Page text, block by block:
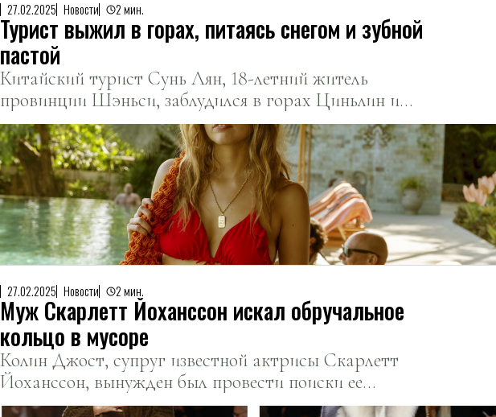
27.02.2025 Новости 2 мин.
Турист выжил в горах, питаясь снегом и зубной
пастой
Китайский турист Сунь Лян, 18-летний житель
провинции Шэньси, заблудился в горах Циньлин и
выживал десять дней, питаясь снегом и зубной пастой.
27.02.2025 Новости 2 мин.
Муж Скарлетт Йоханссон искал обручальное
кольцо в мусоре
Колин Джост, супруг известной актрисы Скарлетт
Йоханссон, вынужден был провести поиски ее
обручального кольца среди мусора.